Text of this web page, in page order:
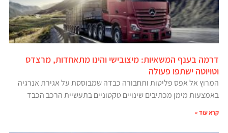
דרמה בענף המשאיות: מיצובישי והינו מתאחדות, מרצדס
וטויוטה ישתפו פעולה
המרוץ אל אפס פליטות ותחבורה כבדה שמבוססת על אגירת אנרגיה
באמצעות מימן מכתיבים שינויים טקטוניים בתעשיית הרכב הכבד
קרא עוד »